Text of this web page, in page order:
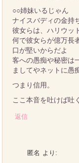
○○姉妹いるじゃん
ナイスバディの金持
彼女らは、ハリウッ
何で彼女らが億万長
口が堅いからだよ
客への愚痴や秘密は
ましてやネットに愚
つまり信用。
ここ本音を吐けば吐
返信
匿名 より: